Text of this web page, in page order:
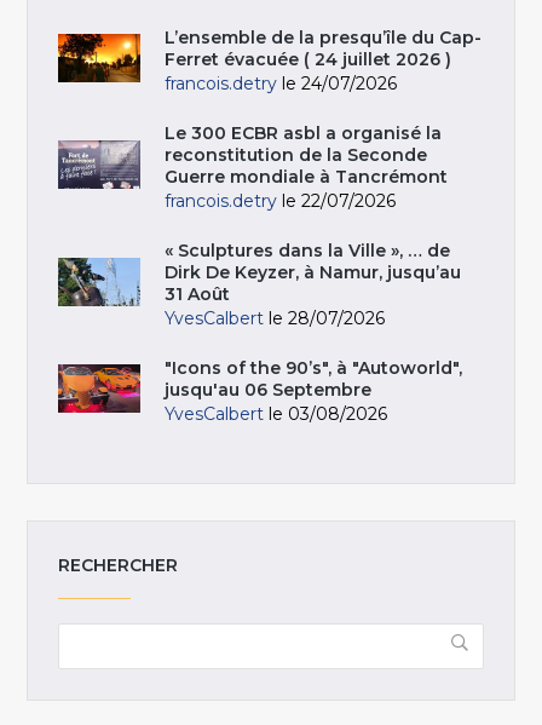
L’ensemble de la presqu’île du Cap-
Ferret évacuée ( 24 juillet 2026 )
francois.detry le 24/07/2026
Le 300 ECBR asbl a organisé la
reconstitution de la Seconde
Guerre mondiale à Tancrémont
francois.detry le 22/07/2026
« Sculptures dans la Ville », … de
Dirk De Keyzer, à Namur, jusqu’au
31 Août
YvesCalbert le 28/07/2026
"Icons of the 90’s", à "Autoworld",
jusqu'au 06 Septembre
YvesCalbert le 03/08/2026
RECHERCHER